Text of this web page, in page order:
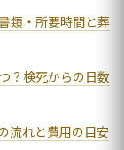
類・所要時間と葬
？検死からの日数
流れと費用の目安